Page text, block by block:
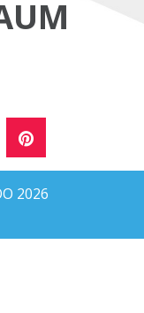
2026